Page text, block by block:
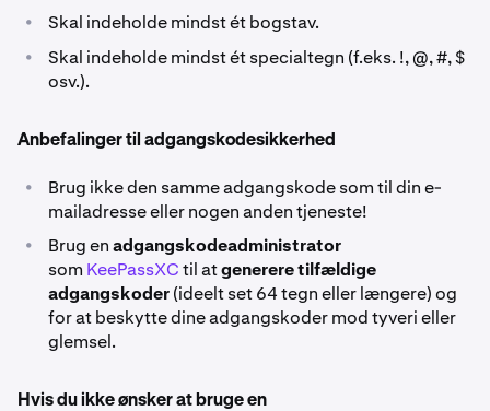
• Skal indeholde mindst ét bogstav.
•
Skal indeholde mindst ét specialtegn (f.eks. !, @, #, $
osv.).
Anbefalinger til adgangskodesikkerhed
•
Brug ikke den samme adgangskode som til din e-
mailadresse eller nogen anden tjeneste!
• Brug enadgangskodeadministrator
som KeePassXCtil atgenerere tilfældige
adgangskoder(ideelt set 64 tegn eller længere) og
for at beskytte dine adgangskoder mod tyveri eller
glemsel.
Hvis du ikke ønsker at bruge en